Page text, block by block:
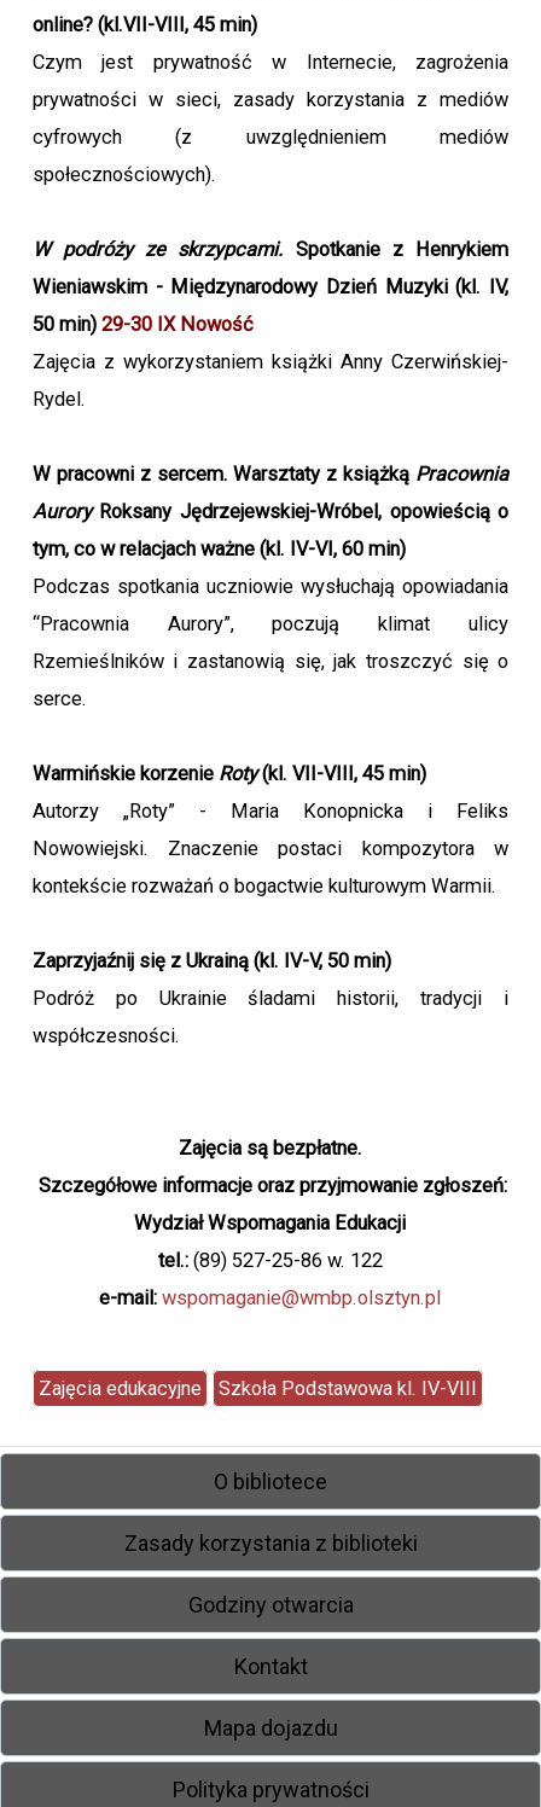
online? (kl.VII-VIII, 45 min)
Czym jest prywatność w Internecie, zagrożenia
prywatności w sieci, zasady korzystania z mediów
cyfrowych (z uwzględnieniem mediów
społecznościowych).
W podróży ze skrzypcami. Spotkanie z Henrykiem
Wieniawskim - Międzynarodowy Dzień Muzyki (kl. IV,
50 min) 29-30 IX Nowość
Zajęcia z wykorzystaniem książki Anny Czerwińskiej-
Rydel.
W pracowni z sercem. Warsztaty z książką Pracownia
AuroryRoksany Jędrzejewskiej-Wróbel, opowieścią o
tym, co w relacjach ważne (kl. IV-VI, 60 min)
Podczas spotkania uczniowie wysłuchają opowiadania
“Pracownia Aurory”, poczują klimat ulicy
Rzemieślników i zastanowią się, jak troszczyć się o
serce.
Warmińskie korzenie Roty(kl. VII-VIII, 45 min)
Autorzy „Roty” - Maria Konopnicka i Feliks
Nowowiejski. Znaczenie postaci kompozytora w
kontekście rozważań o bogactwie kulturowym Warmii.
Zaprzyjaźnij się z Ukrainą (kl. IV-V, 50 min)
Podróż po Ukrainie śladami historii, tradycji i
współczesności.
Zajęcia są bezpłatne.
Szczegółowe informacje oraz przyjmowanie zgłoszeń:
Wydział Wspomagania Edukacji
tel.:(89) 527-25-86 w. 122
e-mail:wspomaganie@wmbp.olsztyn.pl
Zajęcia edukacyjne Szkoła Podstawowa kl. IV-VIII
O bibliotece
Zasady korzystania z biblioteki
Godziny otwarcia
Kontakt
Mapa dojazdu
Polityka prywatności